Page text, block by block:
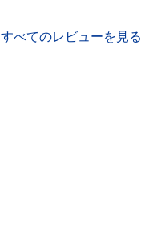
すべてのレビューを見る